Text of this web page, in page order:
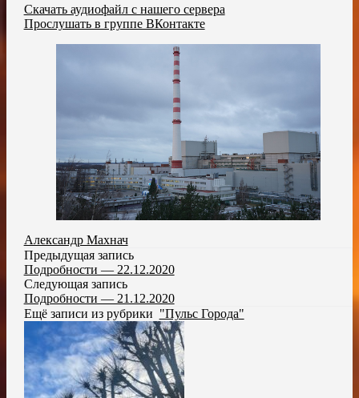
Скачать аудиофайл с нашего сервера
Прослушать в группе ВКонтакте
Александр Махнач
Предыдущая запись
Подробности — 22.12.2020
Следующая запись
Подробности — 21.12.2020
Ещё записи из рубрики "Пульс Города"